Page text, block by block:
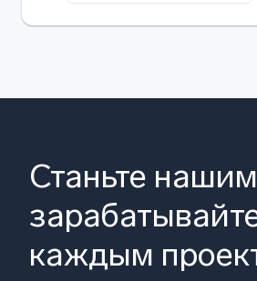
Станьте
каждым